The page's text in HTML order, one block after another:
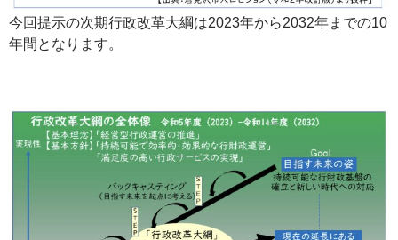
今回提示の次期行政改革大綱は2023年から2032年までの10
年間となります。